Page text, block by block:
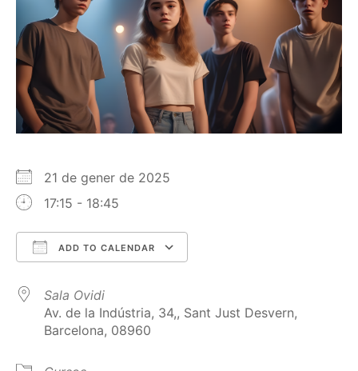
21 de gener de 2025
17:15 - 18:45
ADD TO CALENDAR
Sala Ovidi
Av. de la Indústria, 34,, Sant Just Desvern,
Barcelona, 08960